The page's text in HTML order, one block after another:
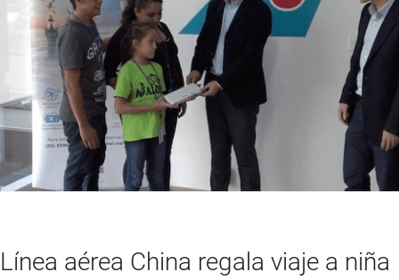
Línea aérea China regala viaje a niña